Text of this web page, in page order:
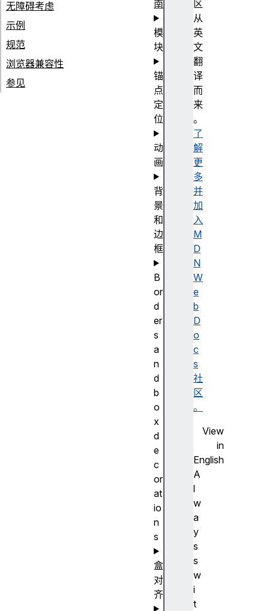
区
从
英
文
翻
译
而
来
。
了
解
更
多
并
加
入
M
D
N
W
e
b
D
o
c
s
社
区
。
View
in
English
A
l
w
a
y
s
s
w
i
t
无障碍考虑
示例
规范
浏览器兼容性
参见
南
模
块
锚
点
定
位
动
画
背
景
和
边
框
B
or
d
er
s
a
n
d
b
o
x
d
e
c
or
at
io
n
s
盒
对
齐